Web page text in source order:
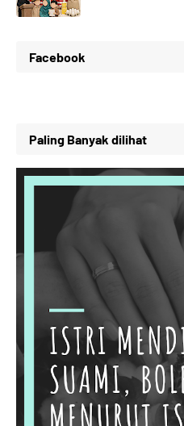
Facebook
Paling Banyak dilihat